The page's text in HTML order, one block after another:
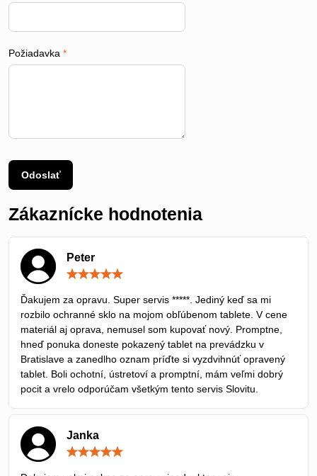
Požiadavka *
Odoslať
Zákaznícke hodnotenia
Peter
5
Ďakujem za opravu. Super servis *****. Jediný keď sa mi
rozbilo ochranné sklo na mojom obľúbenom tablete. V cene
materiál aj oprava, nemusel som kupovať nový. Promptne,
hneď ponuka doneste pokazený tablet na prevádzku v
Bratislave a zanedlho oznam príďte si vyzdvihnúť opravený
tablet. Boli ochotní, ústretoví a promptní, mám veľmi dobrý
pocit a vrelo odporúčam všetkým tento servis Slovitu.
Janka